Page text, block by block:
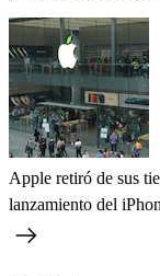
Apple retiró de sus
lanzamiento del